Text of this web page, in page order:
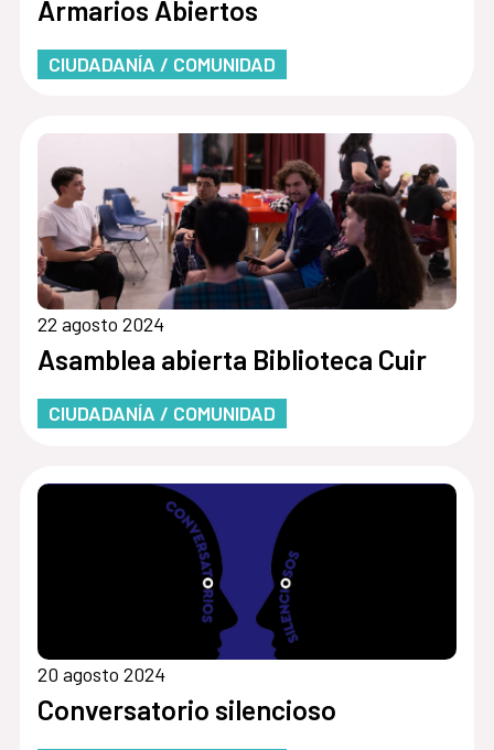
Armarios Abiertos
CIUDADANÍA / COMUNIDAD
22 agosto 2024
Asamblea abierta Biblioteca Cuir
CIUDADANÍA / COMUNIDAD
20 agosto 2024
Conversatorio silencioso